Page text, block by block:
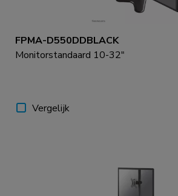
FPMA-D550DDBLACK
Monitorstandaard 10-32"
Vergelijk